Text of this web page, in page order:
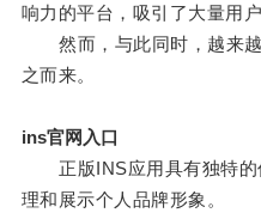
响力的平台，吸引了大量用户
然而，与此同时，越来越
之而来。
ins官网入口
正版INS应用具有独特的
理和展示个人品牌形象。